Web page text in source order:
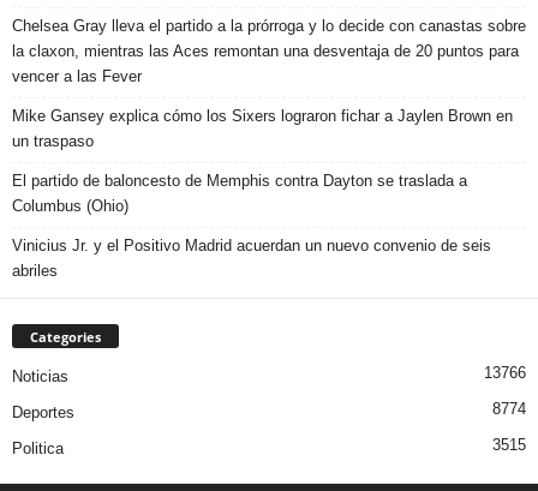
Chelsea Gray lleva el partido a la prórroga y lo decide con canastas sobre
la claxon, mientras las Aces remontan una desventaja de 20 puntos para
vencer a las Fever
Mike Gansey explica cómo los Sixers lograron fichar a Jaylen Brown en
un traspaso
El partido de baloncesto de Memphis contra Dayton se traslada a
Columbus (Ohio)
Vinicius Jr. y el Positivo Madrid acuerdan un nuevo convenio de seis
abriles
Categories
Noticias 13766
Deportes 8774
Politica 3515